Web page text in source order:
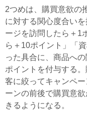
2つめは、購買意欲の
に対する関心度合い
ージを訪問したら＋1
ら＋10ポイント」「
った具合に、商品へ
ポイントを付与する
客に絞ってキャンペ
ーンの前後で購買意
きるようになる。